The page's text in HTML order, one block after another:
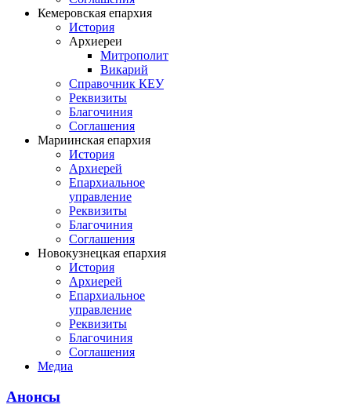
Кемеровская епархия
История
Архиереи
Митрополит
Викарий
Справочник КЕУ
Реквизиты
Благочиния
Соглашения
Мариинская епархия
История
Архиерей
Епархиальное
управление
Реквизиты
Благочиния
Соглашения
Новокузнецкая епархия
История
Архиерей
Епархиальное
управление
Реквизиты
Благочиния
Соглашения
Медиа
Анонсы